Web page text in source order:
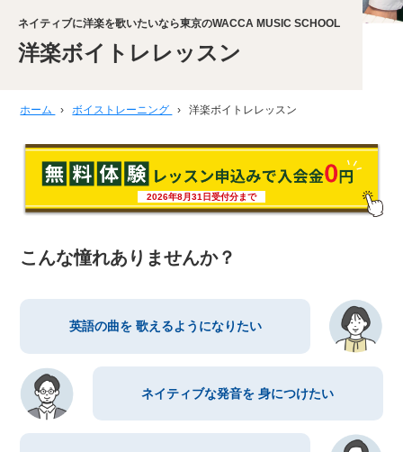
ネイティブに洋楽を歌いたいなら東京のWACCA MUSIC SCHOOL
洋楽ボイトレレッスン
ホーム › ボイストレーニング › 洋楽ボイトレレッスン
2026年8月31日受付分まで
こんな憧れありませんか？
英語の曲を歌えるようになりたい
ネイティブな発音を 身につけたい